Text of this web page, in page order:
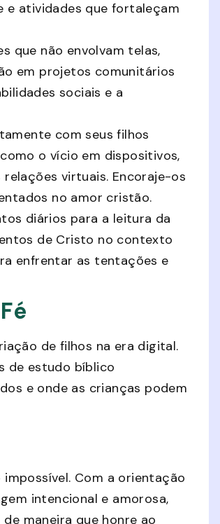
e atividades que fortaleçam
que não envolvam telas,
em projetos comunitários
sociais e a
com seus filhos
o vício em dispositivos,
virtuais. Encoraje-os
no amor cristão.
diários para a leitura da
de Cristo no contexto
enfrentar as tentações e
de filhos na era digital.
de estudo bíblico
e onde as crianças podem
Com a orientação
intencional e amorosa,
maneira que honre ao